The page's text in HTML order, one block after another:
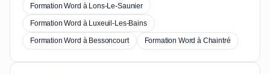
Formation Word à Lons-Le-Saunier
Formation Word à Luxeuil-Les-Bains
Formation Word à Bessoncourt
Formation Word à Chaintré